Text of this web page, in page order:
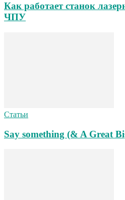
Как работает станок
ЧПУ
Статьи
Say something (& A Great